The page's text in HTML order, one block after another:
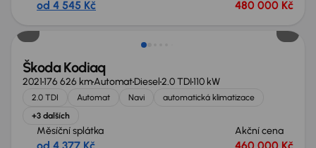
od 4 545 Kč 480 000 Kč
Škoda Kodiaq
2021176 626 kmAutomatDiesel2.0 TDI110 kW
2.0 TDI Automat Navi
automatická klimatizace
+3 dalších
Měsíční splátka Akční cena